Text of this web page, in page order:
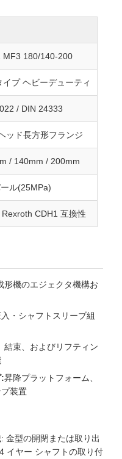
MF3 180/140-200
イプ ヘビーデューティ
/ DIN 24333
ッド長方形フランジ
/ 140mm / 200mm
ル(25MPa)
Rexroth CDH1 互換性
形機のエジェクタ機構お
・シャフトスリーブ組
結束、およびリフティン
昇降プラットフォーム、
装置
金型の開閉または取り出
イヤー シャフトの取り付